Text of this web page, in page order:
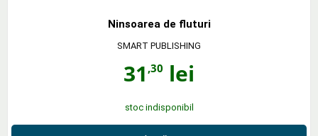
Ninsoarea de fluturi
SMART PUBLISHING
31 ,30 lei
stoc indisponibil